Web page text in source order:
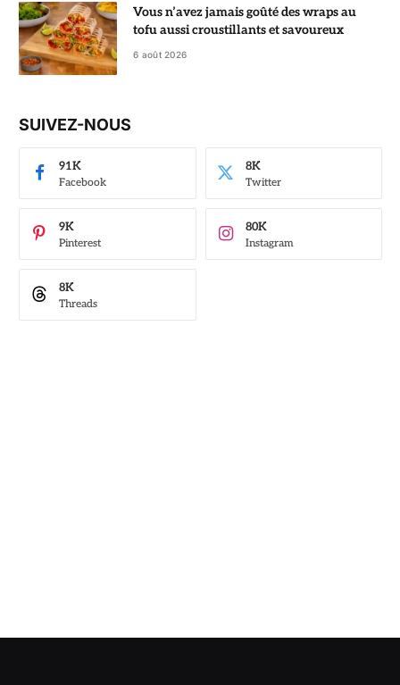
Vous n’avez jamais goûté des wraps au
tofu aussi croustillants et savoureux
6 août 2026
SUIVEZ-NOUS
Facebook
91K
Twitter
8K
Pinterest
9K
Instagram
80K
Threads
8K